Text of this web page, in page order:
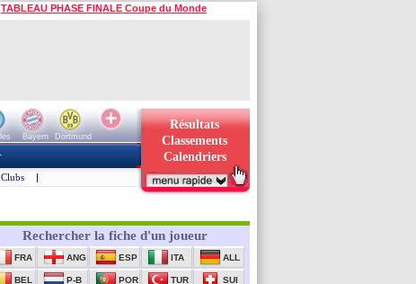
TABLEAU PHASE FINALE Coupe du Monde
Bayern
Dortmund
Résultats
Classements
Calendriers
|